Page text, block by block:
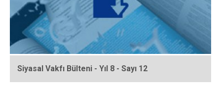
Siyasal Vakfı Bülteni - Yıl 8 - Sayı 12